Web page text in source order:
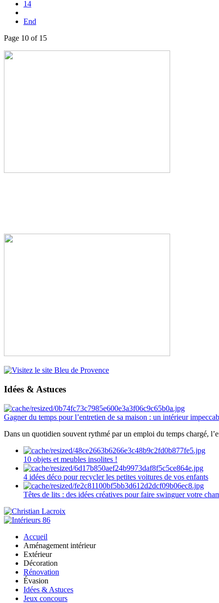
14
End
Page 10 of 15
Idées & Astuces
Gagner du temps pour l’entretien de sa maison : un intérieur
Dans un quotidien souvent rythmé par un emploi du temps chargé,
10 objets et meubles insolites !
4 idées déco pour recycler les petites voitures de vos enfants
Têtes de lits : des idées créatives pour faire swinguer votre
Accueil
Aménagement intérieur
Extérieur
Décoration
Rénovation
Évasion
Idées & Astuces
Jeux concours